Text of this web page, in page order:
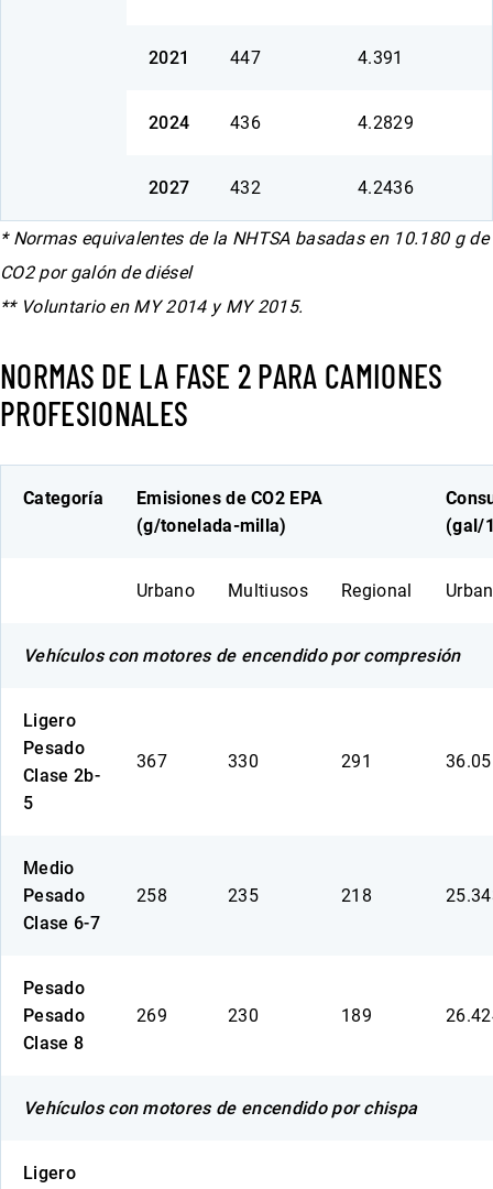
2021 447 4.391
2024 436 4.2829
2027 432 4.2436
* Normas equivalentes de la NHTSA basadas en 10.180 g de
CO2 por galón de diésel
** Voluntario en MY 2014 y MY 2015.
NORMAS DE LA FASE 2 PARA CAMIONES
PROFESIONALES
Categoría
Emisiones de CO2 EPA
(g/tonelada-milla)
(gal/
Urbano Multiusos Regional
Vehículos con motores de encendido por compresión
Ligero
Pesado
Clase 2b-
5
367 330 291
Medio
Pesado
Clase 6-7
258 235 218
Pesado
Pesado
Clase 8
269 230 189
Vehículos con motores de encendido por chispa
Ligero